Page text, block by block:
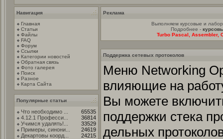
Навигация
Главная
Статьи
Файлы
FAQ
Форум
Ссылки
Категории новостей
Обратная связь
Фото галерея
Поиск
Разное
Карта Сайта
Популярные статьи
Что необходимо ...
65535
4.12.1 Професси...
36814
Учимся удалять!...
33529
Примеры, синони...
24619
Декартовы коорд...
24215
Реклама
Выполняем курсовые и
Подробнее -
Turbo Pascal, Assembler,
Поддержка сетевых протоколов
Меню Networking
влияющие на
Вы можете
поддержки стека
дельных